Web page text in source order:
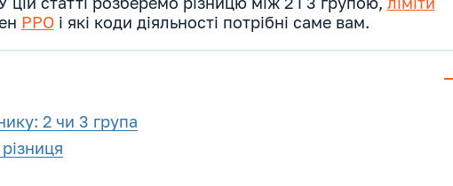
РРОі які коди діяльності потрібні саме вам.
2 чи 3 група